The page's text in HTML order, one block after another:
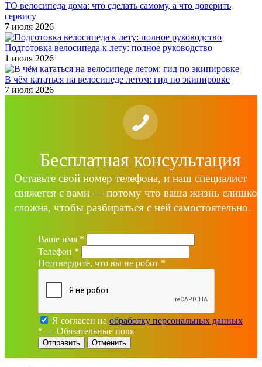
ТО велосипеда дома: что сделать самому, а что доверить
сервису
7 июля 2026
Подготовка велосипеда к лету: полное руководство
1 июля 2026
В чём кататься на велосипеде летом: гид по экипировке
7 июля 2026
Бесплатная консультация
Оставьте свой номер телефона, и наш специалист
свяжется с вами — потому что ваша жизнь
сложна, чтобы разбираться с ней самостоятельно.
Ваше имя *
Телефон *
Подтвердите, что вы не робот *
Я согласен на обработку персональных данных
* — Обязательные поля
Отменить